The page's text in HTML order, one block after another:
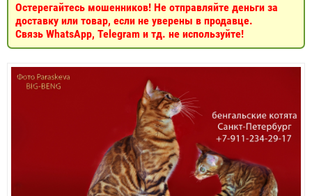
Остерегайтесь мошенников! Не отправляйте деньги за
доставку или товар, если не уверены в продавце.
Связь WhatsApp, Telegram и тд. не используйте!